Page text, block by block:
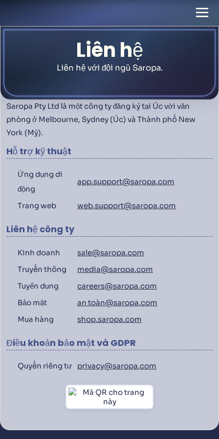
Liên hệ
Liên hệ với đội ngũ Saropa.
Saropa Pty Ltd là một công ty đăng ký tại Úc với văn
phòng ở Melbourne, Sydney (Úc) và Thành phố New
York (Mỹ).
Hỗ trợ kỹ thuật
Ứng dụng di
động
app.support@saropa.com
Trang web web.support@saropa.com
Liên hệ công ty
Kinh doanh
sale@saropa.com
Truyền thông
media@saropa.com
Tuyển dụng
careers@saropa.com
Bảo mật
an toàn@saropa.com
Mua hàng
shop.saropa.com
Điều khoản bảo mật và GDPR
Quyền riêng tư privacy@saropa.com